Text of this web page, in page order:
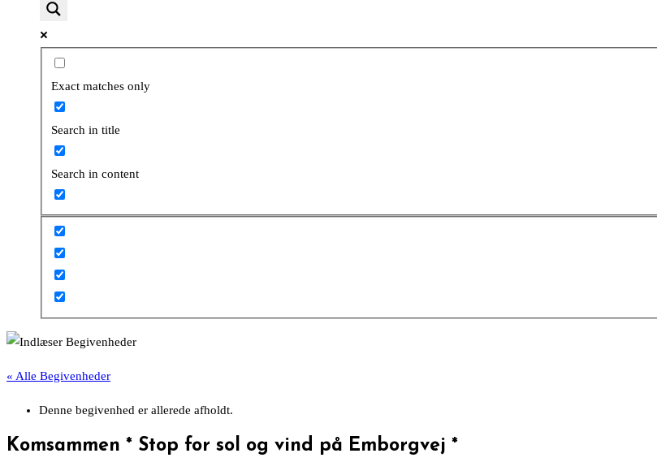
Exact matches only
Search in title
Search in content
« Alle Begivenheder
Denne begivenhed er allerede afholdt.
Komsammen * Stop for sol og vind på Emborgvej *